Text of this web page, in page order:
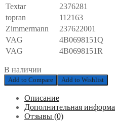
Textar
2376281
topran
112163
Zimmermann
237622001
VAG
4B0698151Q
VAG
4B0698151R
В наличии
Add to Compare Add to Wishlist
Описание
Дополнительная
Отзывы (0)